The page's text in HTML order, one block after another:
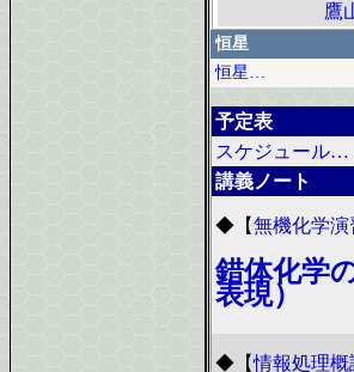
鷹
恒星
恒星…
予定表
スケジュール…
講義ノート
◆ 【無機化学演
錯体化学
表現）
◆ 【情報処理概